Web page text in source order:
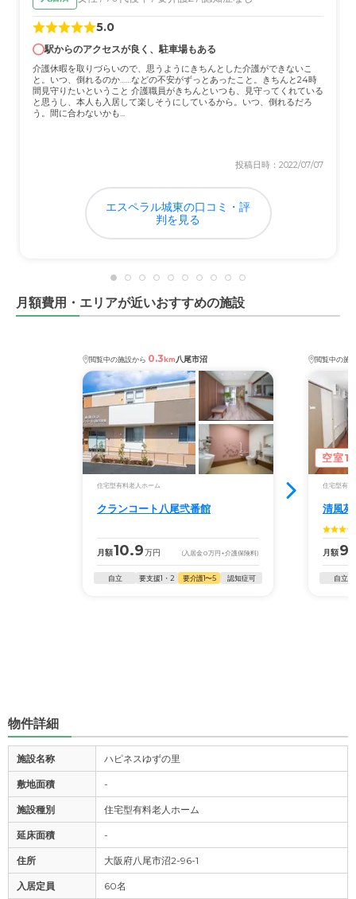
任せできています。日々の丁寧なケアのおかげで、
母も穏やかに過ごせているのだと思います。こうし
た温かいサポート体制や、施設の誠実な姿勢がある
からこそ、もし施設を探している方がいれば、自信
を持っておすすめできる施設 だと感じています。
5.0
駅からのアクセスが良く、駐車場もある
介護休暇を取りづらいので、思うようにきちんとした介護ができないこ
と。いつ、倒れるのか……などの不安がずっとあったこと。きちんと24時
間見守りたいということ 介護職員がきちんといつも、見守ってくれている
と思うし、本人も入居して楽しそうにしているから。いつ、倒れるだろ
う。間に合わないかも...
投稿日時：2022/07/07
エスペラル城東の口コミ・評
判を見る
月額費用・エリアが近いおすすめの施設
閲覧中の施設から 0.3km八尾市沼
住宅型有料老人ホーム
クランコート八尾弐番館
月額10.9万円 (入居金0万円 +介護保険料)
自立 要支援1・2 要介護1〜5 認知症可
閲覧中の施
空室1
住宅型有料
清風
月額
自立
物件詳細
施設名称 ハピネスゆずの里
敷地面積 -
施設種別 住宅型有料老人ホーム
延床面積 -
住所 大阪府八尾市沼2-96-1
入居定員 60名